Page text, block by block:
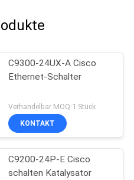
C9300-24UX-A Cisco
Ethernet-Schalter
Verhandelbar MOQ:1 Stück
KONTAKT
C9200-24P-E Cisco
schalten Katalysator